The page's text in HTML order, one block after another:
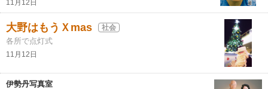
11月12日
大野はもうＸmas 社会
各所で点灯式
11月12日
伊勢丹写真室